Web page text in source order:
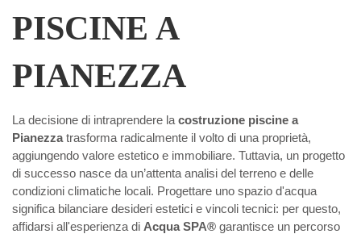
PISCINE A
PIANEZZA
La decisione di intraprendere la costruzione piscine a
Pianezzatrasforma radicalmente il volto di una proprietà,
aggiungendo valore estetico e immobiliare. Tuttavia, un progetto
di successo nasce da un’attenta analisi del terreno e delle
condizioni climatiche locali. Progettare uno spazio d'acqua
significa bilanciare desideri estetici e vincoli tecnici: per questo,
affidarsi all'esperienza di Acqua SPA® garantisce un percorso